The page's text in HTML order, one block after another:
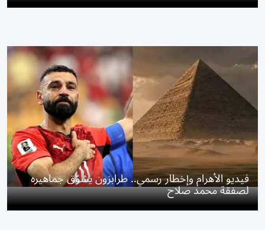
فيديو الأهرام وإخطار رسمي.. طرابزون يشوّق جماهيره
لصفقة محمد صلاح